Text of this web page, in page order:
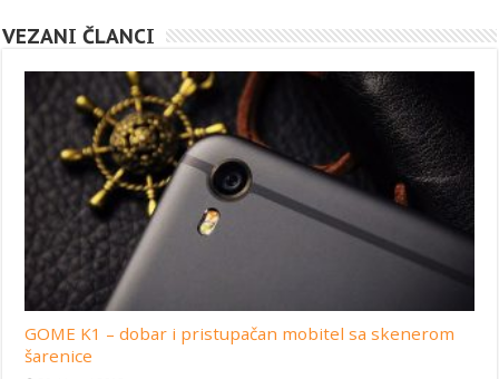
VEZANI ČLANCI
GOME K1 – dobar i pristupačan mobitel sa skenerom
šarenice